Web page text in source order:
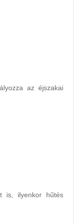
az éjszakai
is, ilyenkor hűtés